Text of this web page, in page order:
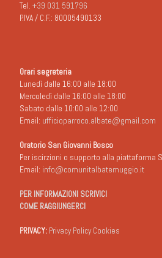
Tel. +39 031 591796
P.IVA / C.F.: 80005490133
Orari segreteria
Lunedì dalle 16:00 alle 18:00
Mercoledì dalle 16:00 alle 18:00
Sabato dalle 10:00 alle 12:00
Email: ufficioparroco.albate@gmail.com
Oratorio San Giovanni Bosco
Per iscirzioni o supporto alla piattaforma
Email: info@comunitalbatemuggio.it
PER INFORMAZIONI SCRIVICI
COME RAGGIUNGERCI
PRIVACY: Privacy Policy Cookies